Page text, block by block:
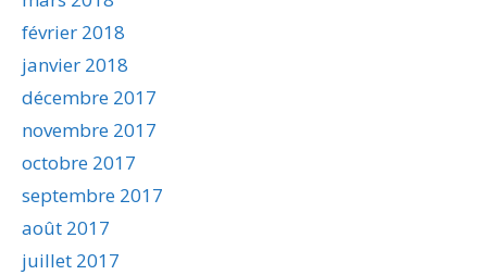
février 2018
janvier 2018
décembre 2017
novembre 2017
octobre 2017
septembre 2017
août 2017
juillet 2017